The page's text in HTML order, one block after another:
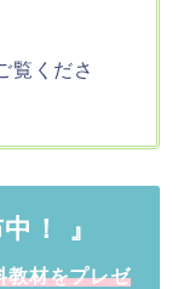
覧くださ
！ 』
教材をプレゼ